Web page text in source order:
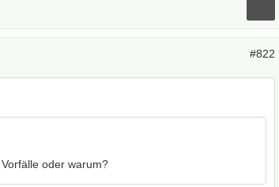
#822
oder warum?